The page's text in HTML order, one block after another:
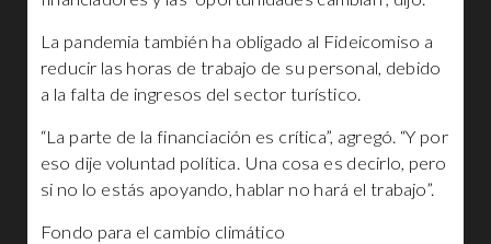
La pandemia también ha obligado al Fideicomiso a
reducir las horas de trabajo de su personal, debido
a la falta de ingresos del sector turístico.
“La parte de la financiación es crítica”, agregó. “Y por
eso dije voluntad política. Una cosa es decirlo, pero
si no lo estás apoyando, hablar no hará el trabajo”.
Fondo para el cambio climático